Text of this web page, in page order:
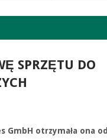
SPRZĘTU DO
GmbH otrzymała ona od